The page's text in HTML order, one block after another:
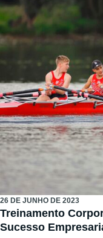
26 DE JUNHO DE 2023
Treinamento
Sucesso